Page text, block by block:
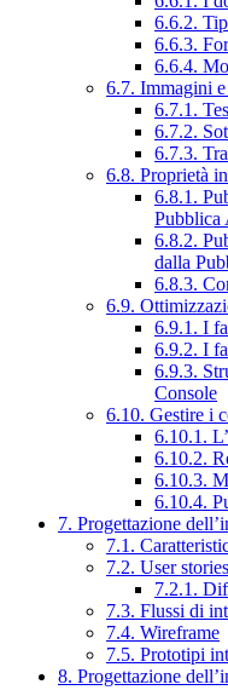
6.6.2.
6.6.3.
6.6.4.
6.7. Immagini
6.7.1.
6.7.2.
6.7.3.
6.8. Proprietà
6.8.1.
Pubblica
6.8.2.
dalla
6.8.3.
6.9.
6.9.1. I
6.9.2. I
6.9.3.
Console
6.10. Gestire i
6.10.1.
6.10.2.
6.10.3.
6.10.4.
7. Progettazione
7.1.
7.2. User
7.2.1.
7.3. Flussi di
7.4. Wireframe
7.5. Prototipi
8. Progettazione